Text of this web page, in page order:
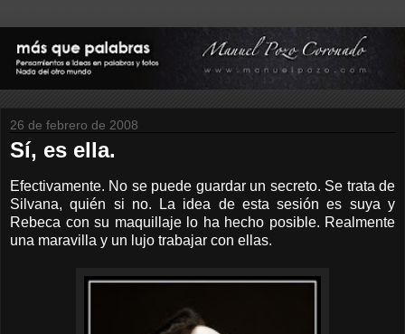
26 de febrero de 2008
Sí, es ella.
Efectivamente. No se puede guardar un secreto. Se trata de
Silvana, quién si no. La idea de esta sesión es suya y
Rebeca con su maquillaje lo ha hecho posible. Realmente
una maravilla y un lujo trabajar con ellas.